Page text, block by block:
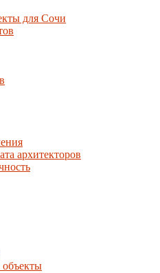
для Сочи
архитекторов